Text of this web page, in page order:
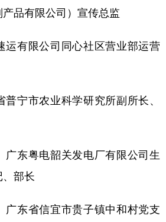
品有限公司）宣传总监
限公司同心社区营业部运营
市农业科学研究所副所长、
粤电韶关发电厂有限公司生
、部长
省信宜市贵子镇中和村党支